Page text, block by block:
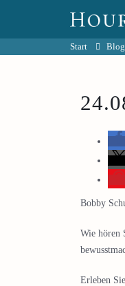
Start Blog
Bobby
Wie hören
Erleben